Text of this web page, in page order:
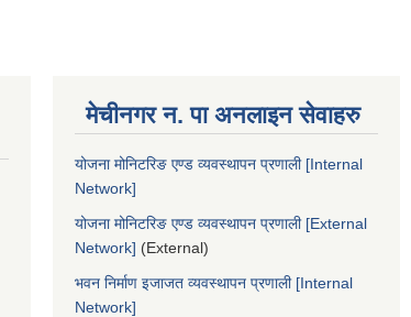
मेचीनगर न. पा अनलाइन सेवाहरु
योजना मोनिटरिङ एण्ड व्यवस्थापन प्रणाली [Internal
Network]
योजना मोनिटरिङ एण्ड व्यवस्थापन प्रणाली [External
Network] (External)
भवन निर्माण इजाजत व्यवस्थापन प्रणाली [Internal
Network]